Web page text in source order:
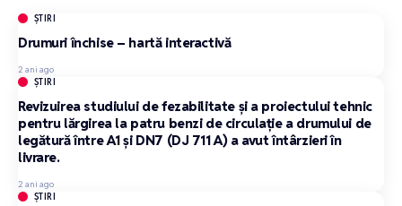
ȘTIRI
Drumuri închise – hartă interactivă
2 ani ago
ȘTIRI
Revizuirea studiului de fezabilitate și a proiectului tehnic
pentru lărgirea la patru benzi de circulație a drumului de
legătură între A1 și DN7 (DJ 711 A) a avut întârzieri în
livrare.
2 ani ago
ȘTIRI